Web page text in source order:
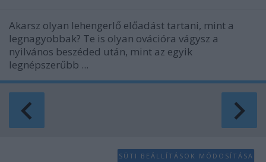
Akarsz olyan lehengerlő előadást tartani, mint a
legnagyobbak? Te is olyan ovációra vágysz a
nyilvános beszéded után, mint az egyik
legnépszerűbb ...
SÜTI BEÁLLÍTÁSOK MÓDOSÍTÁSA